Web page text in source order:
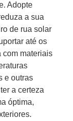
Adopte
a sua
de rua solar
até os
com materiais
e outras
a certeza
óptima,